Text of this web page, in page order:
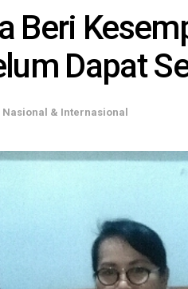
Beri
Dapat
Nasional & Internasional